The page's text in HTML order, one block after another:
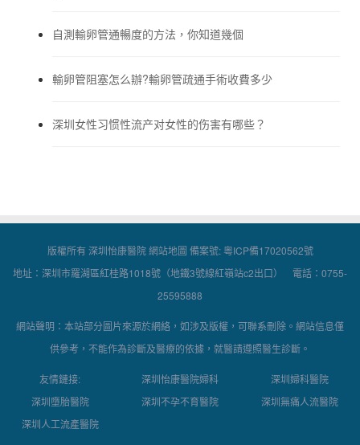
自測輸卵管通暢度的方法，你知道幾個
輸卵管阻塞怎么辦?輸卵管疏通手術收費多少
深圳女性习惯性流产对女性的伤害有哪些？
版權所有 深圳怡康醫院網站地圖 備案號:粵ICP備17020562號
地址：深圳市羅湖區紅桂路1018號（地鐵3號線紅嶺站c2出口） 電話：0755-
25595888
網站聲明：本站部分圖片來源於網絡，如涉及版權，可聯系刪除。網站信息僅
供參考，不能作為診斷及醫療的依據，就醫請遵照醫生診斷。
友情鏈接: 深圳怡康醫院婦科
深圳婦科醫院
深圳墮胎醫院
深圳不孕不育醫院
深圳無痛人流醫院
深圳人工流產醫院